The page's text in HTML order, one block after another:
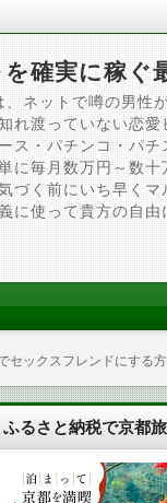
確実に稼ぐ
ネットで噂の男性
れ渡っていない恋愛
ス・パチンコ・パチ
に毎月数万円～数十
づく前にいち早く
に使って貴方の自由
セックスフレンドにする
ふるさと納税で京都